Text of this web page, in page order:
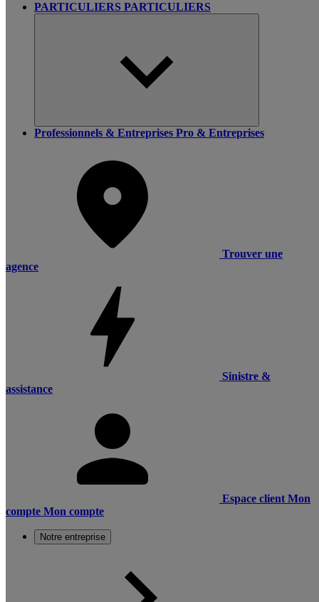
PARTICULIERS PARTICULIERS
Professionnels & Entreprises Pro & Entreprises
Trouver une
agence
Sinistre &
assistance
Espace client Mon
compte Mon compte
Notre entreprise